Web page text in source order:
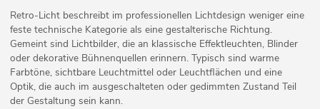
Retro-Licht beschreibt im professionellen Lichtdesign weniger eine
feste technische Kategorie als eine gestalterische Richtung.
Gemeint sind Lichtbilder, die an klassische Effektleuchten, Blinder
oder dekorative Bühnenquellen erinnern. Typisch sind warme
Farbtöne, sichtbare Leuchtmittel oder Leuchtflächen und eine
Optik, die auch im ausgeschalteten oder gedimmten Zustand Teil
der Gestaltung sein kann.